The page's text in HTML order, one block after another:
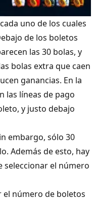
uno de los cuales
de los boletos
las 30 bolas, y
bolas extra que caen
ganancias. En la
las líneas de pago
y justo debajo
embargo, sólo 30
Además de esto, hay
seleccionar el número
el número de boletos